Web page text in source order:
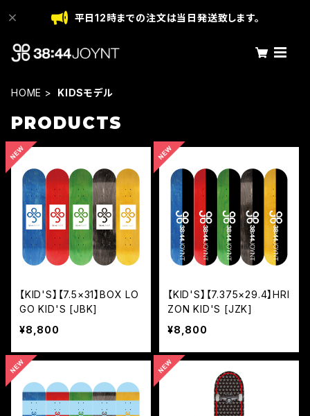
平日12時までの注文は当日発送致します。
HOME KIDSモデル
PRODUCTS
【KID'S】【7.5×31】BOX LO
GO KID'S [JBK]
¥8,800
【KID'S】【7.375×29.4】HRI
ZON KID'S [JZK]
¥8,800